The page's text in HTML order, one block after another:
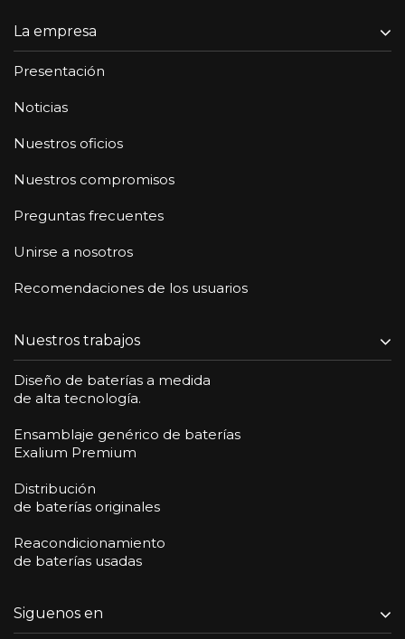
La empresa
Presentación
Noticias
Nuestros oficios
Nuestros compromisos
Preguntas frecuentes
Unirse a nosotros
Recomendaciones de los usuarios
Nuestros trabajos
Diseño de baterías a medida
de alta tecnología.
Ensamblaje genérico de baterías
Exalium Premium
Distribución
de baterías originales
Reacondicionamiento
de baterías usadas
Siguenos en